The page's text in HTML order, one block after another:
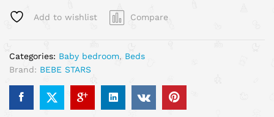
Add to wishlist Compare
Categories: Baby bedroom, Beds
Brand: BEBE STARS